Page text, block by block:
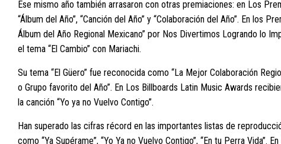
Ese mismo año también arrasaron con otras premiaciones: en Los
“Álbum del Año”, “Canción del Año” y “Colaboración del Año”. En los
Álbum del Año Regional Mexicano” por Nos Divertimos Logrando lo
el tema “El Cambio” con Mariachi.
Su tema “El Güero” fue reconocida como “La Mejor Colaboración
o Grupo favorito del Año”. En Los Billboards Latin Music Awards
la canción “Yo ya no Vuelvo Contigo”.
Han superado las cifras récord en las importantes listas de
como “Ya Supérame”, “Yo Ya no Vuelvo Contigo”, “En tu Perra Vida”.